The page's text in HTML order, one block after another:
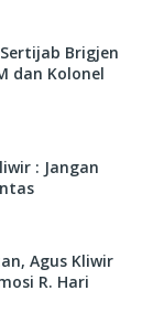
Brigjen
dan Kolonel
: Jangan
Agus Kliwir
R. Hari